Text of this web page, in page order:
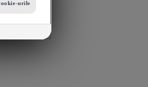
urile